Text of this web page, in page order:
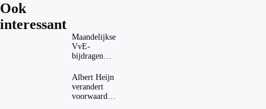
Ook
interessant
Maandelijkse
VvE-
bijdragen
dat invloed
op je
hypotheek?
Albert Heijn
verandert
voorwaarden